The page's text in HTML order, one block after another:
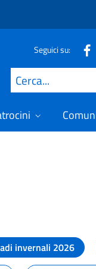
Seguici su:
Cerca
invernali 2026